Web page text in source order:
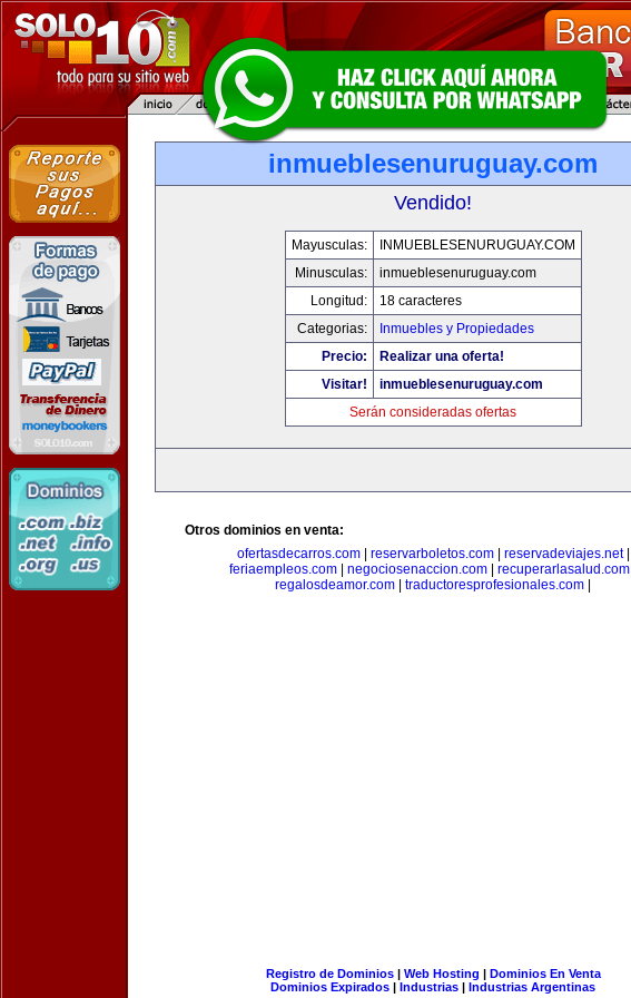
inmueblesenuruguay.com
Vendido!
Mayusculas:
INMUEBLESENURUGUAY.COM
Minusculas:
inmueblesenuruguay.com
Longitud:
18 caracteres
Categorias:
Inmuebles y Propiedades
Precio:
Realizar una oferta!
Visitar!
inmueblesenuruguay.com
Serán consideradas ofertas
Otros dominios en venta:
ofertasdecarros.com| reservarboletos.com| reservadeviajes.net|
feriaempleos.com
negociosenaccion.com recuperarlasalud.com
regalosdeamor.com
traductoresprofesionales.com
Registro de Dominios| Web Hosting | Dominios En Venta
Dominios Expirados | Industrias | Industrias Argentinas